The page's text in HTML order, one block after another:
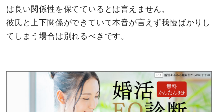
は良い関係性を保てているとは言えません。
彼氏と上下関係ができていて本音が言えず我慢ばかりし
てしまう場合は別れるべきです。